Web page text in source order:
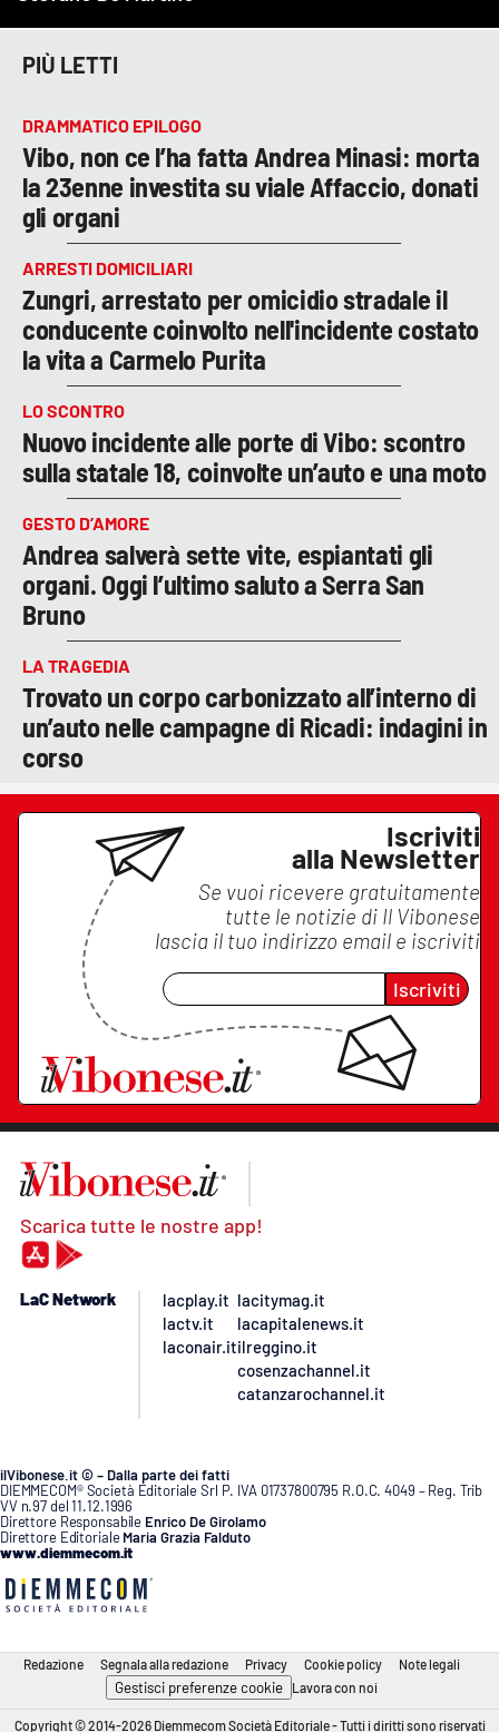
PIÙ LETTI
DRAMMATICO EPILOGO
Vibo, non ce l’ha fatta Andrea Minasi: morta
la 23enne investita su viale Affaccio, donati
gli organi
ARRESTI DOMICILIARI
Zungri, arrestato per omicidio stradale il
conducente coinvolto nell'incidente costato
la vita a Carmelo Purita
LO SCONTRO
Nuovo incidente alle porte di Vibo: scontro
sulla statale 18, coinvolte un’auto e una moto
GESTO D’AMORE
Andrea salverà sette vite, espiantati gli
organi. Oggi l’ultimo saluto a Serra San
Bruno
LA TRAGEDIA
Trovato un corpo carbonizzato all’interno di
un’auto nelle campagne di Ricadi: indagini in
corso
Iscriviti
alla Newsletter
Se vuoi ricevere gratuitamente
tutte le notizie di Il Vibonese
lascia il tuo indirizzo email e iscriviti
Iscriviti
Scarica tutte le nostre app!
LaC Network
lacplay.it
lactv.it
laconair.it
lacitymag.it
lacapitalenews.it
ilreggino.it
cosenzachannel.it
catanzarochannel.it
ilVibonese.it © – Dalla parte dei fatti
DIEMMECOM® Società Editoriale Srl P. IVA 01737800795 R.O.C. 4049 – Reg. Trib
VV n.97 del 11.12.1996
Direttore Responsabile Enrico De Girolamo
Direttore Editoriale Maria Grazia Falduto
www.diemmecom.it
Redazione Segnala alla redazione Privacy Cookie policy Note legali
Gestisci preferenze cookie Lavora con noi
Copyright © 2014-2026 Diemmecom Società Editoriale - Tutti i diritti sono riservati